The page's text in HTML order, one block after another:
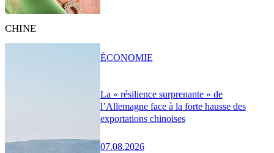
CHINE
La « résilience surprenante » de
l’Allemagne face à la forte hausse des
exportations chinoises
07.08.2026
ÉCONOMIE